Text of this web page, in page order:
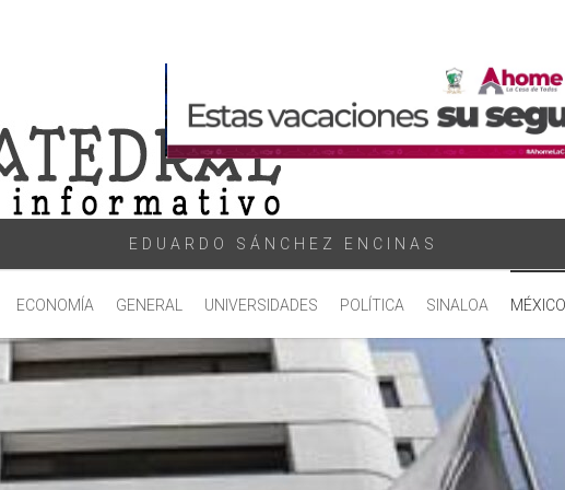
EDUARDO SÁNCHEZ ENCINAS
ECONOMÍA GENERAL UNIVERSIDADES POLÍTICA SINALOA MÉXICO